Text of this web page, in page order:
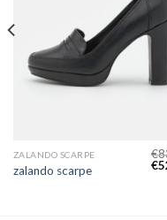
ZALANDO SCARPE
zalando scarpe
€
€